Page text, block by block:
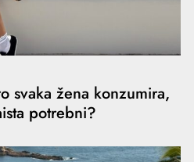
svaka žena konzumira,
potrebni?